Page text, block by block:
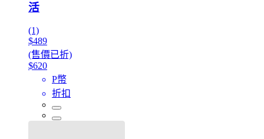
活
(1)
$489
(售價已折)
$620
P幣
折扣